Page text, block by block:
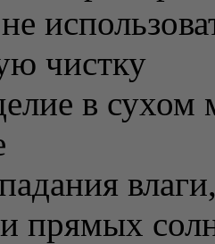
чистку
в сухом
прямых